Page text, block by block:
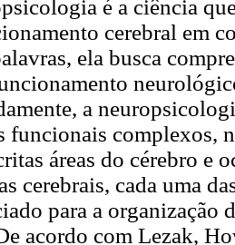
é a ciência
cerebral em
ela busca
a
funcionais complexos,
áreas do cérebro e
cerebrais, cada uma
para a organização
acordo com Lezak,